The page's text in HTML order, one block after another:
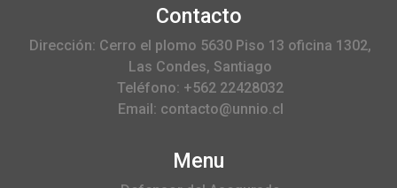
Contacto
Dirección: Cerro el plomo 5630 Piso 13 oficina 1302,
Las Condes, Santiago
Teléfono: +562 22428032
Email: contacto@unnio.cl
Menu